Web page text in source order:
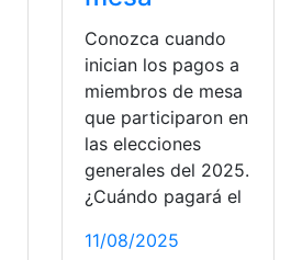
Conozca cuando
inician los pagos a
miembros de mesa
que participaron en
las elecciones
generales del 2025.
¿Cuándo pagará el
11/08/2025